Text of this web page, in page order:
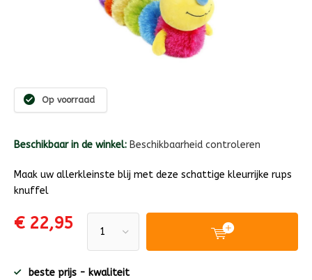
Op voorraad
Beschikbaar in de winkel: Beschikbaarheid controleren
Maak uw allerkleinste blij met deze schattige kleurrijke rups
knuffel
€ 22,95
beste prijs - kwaliteit